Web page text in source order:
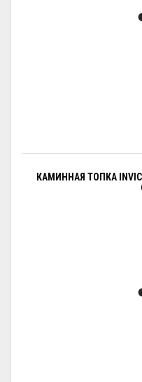
КАМИННАЯ ТОПКА